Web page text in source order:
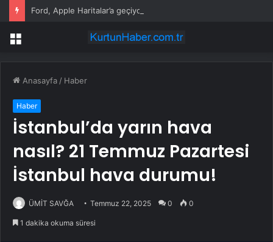
Ford, Apple Haritalar’a geçiyor
Menü
Anasayfa / Haber
Haber
İstanbul’da yarın hava
nasıl? 21 Temmuz Pazartesi
İstanbul hava durumu!
ÜMİT SAVĞA Temmuz 22, 2025 0 0
1 dakika okuma süresi